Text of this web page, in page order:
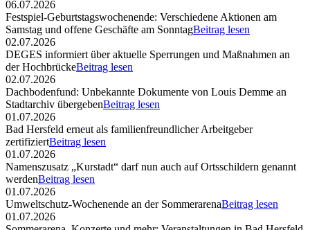
06.07.2026
Festspiel-Geburtstagswochenende: Verschiedene Aktionen am
Samstag und offene Geschäfte am SonntagBeitrag lesen
02.07.2026
DEGES informiert über aktuelle Sperrungen und Maßnahmen an
der HochbrückeBeitrag lesen
02.07.2026
Dachbodenfund: Unbekannte Dokumente von Louis Demme an
Stadtarchiv übergebenBeitrag lesen
01.07.2026
Bad Hersfeld erneut als familienfreundlicher Arbeitgeber
zertifiziertBeitrag lesen
01.07.2026
Namenszusatz „Kurstadt“ darf nun auch auf Ortsschildern genannt
werdenBeitrag lesen
01.07.2026
Umweltschutz-Wochenende an der SommerarenaBeitrag lesen
01.07.2026